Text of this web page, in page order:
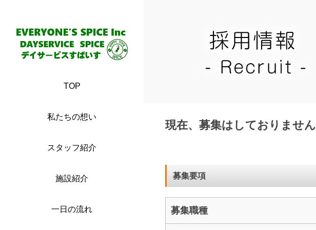
TOP
私たちの想い
スタッフ紹介
施設紹介
一日の流れ
現在、募集はしておりません
募集要項
募集職種